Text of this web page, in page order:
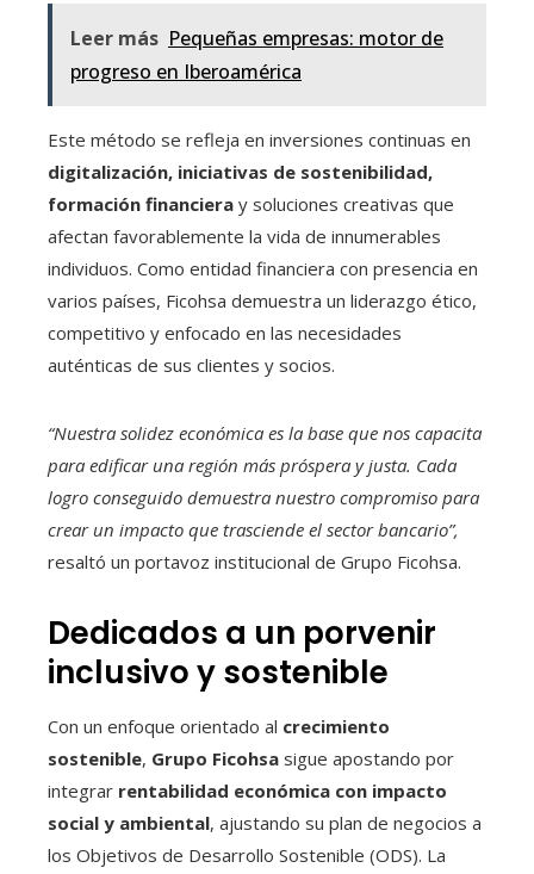
Leer más Pequeñas empresas: motor de
progreso en Iberoamérica
Este método se refleja en inversiones continuas en
digitalización, iniciativas de sostenibilidad,
formación financiera y soluciones creativas que
afectan favorablemente la vida de innumerables
individuos. Como entidad financiera con presencia en
varios países, Ficohsa demuestra un liderazgo ético,
competitivo y enfocado en las necesidades
auténticas de sus clientes y socios.
“Nuestra solidez económica es la base que nos capacita
para edificar una región más próspera y justa. Cada
logro conseguido demuestra nuestro compromiso para
crear un impacto que trasciende el sector bancario”,
resaltó un portavoz institucional de Grupo Ficohsa.
Dedicados a un porvenir
inclusivo y sostenible
Con un enfoque orientado al crecimiento
sostenible, Grupo Ficohsa sigue apostando por
integrar rentabilidad económica con impacto
social y ambiental, ajustando su plan de negocios a
los Objetivos de Desarrollo Sostenible (ODS). La